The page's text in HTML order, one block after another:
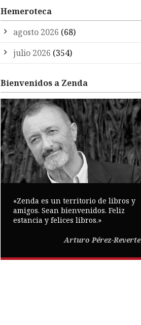
Hemeroteca
agosto 2026 (68)
julio 2026 (354)
Bienvenidos a Zenda
«Zenda es un territorio de libros y
amigos. Sean bienvenidos. Feliz
estancia y felices libros.»
Arturo Pérez-Reverte